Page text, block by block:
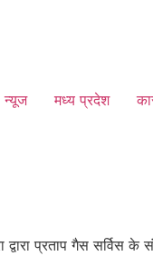
मध्य प्रदेश
प्रताप गैस सर्विस के